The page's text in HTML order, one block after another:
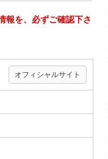
報を、必ずご確認下さ
オフィシャルサイト